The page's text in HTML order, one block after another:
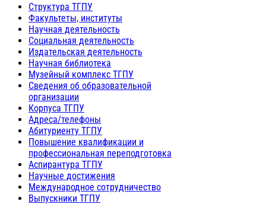
Структура ТГПУ
Факультеты, институты
Научная деятельность
Социальная деятельность
Издательская деятельность
Научная библиотека
Музейный комплекс ТГПУ
Сведения об образовательной
организации
Корпуса ТГПУ
Адреса/телефоны
Абитуриенту ТГПУ
Повышение квалификации и
профессиональная переподготовка
Аспирантура ТГПУ
Научные достижения
Международное сотрудничество
Выпускники ТГПУ